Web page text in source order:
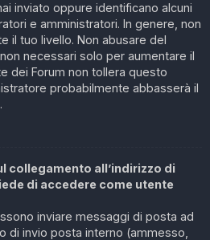
inviato oppure identificano alcuni
e amministratori. In genere, non
il tuo livello. Non abusare del
necessari solo per aumentare il
dei Forum non tollera questo
probabilmente abbasserà il
collegamento all’indirizzo di
di accedere come utente
inviare messaggi di posta ad
di invio posta interno (ammesso,